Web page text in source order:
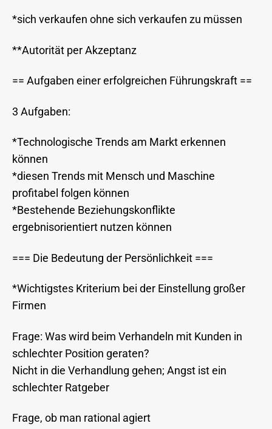
*sich verkaufen ohne sich verkaufen zu müssen
**Autorität per Akzeptanz
== Aufgaben einer erfolgreichen Führungskraft ==
3 Aufgaben:
*Technologische Trends am Markt erkennen
können
*diesen Trends mit Mensch und Maschine
profitabel folgen können
*Bestehende Beziehungskonflikte
ergebnisorientiert nutzen können
=== Die Bedeutung der Persönlichkeit ===
*Wichtigstes Kriterium bei der Einstellung großer
Firmen
Frage: Was wird beim Verhandeln mit Kunden in
schlechter Position geraten?
Nicht in die Verhandlung gehen; Angst ist ein
schlechter Ratgeber
Frage, ob man rational agiert